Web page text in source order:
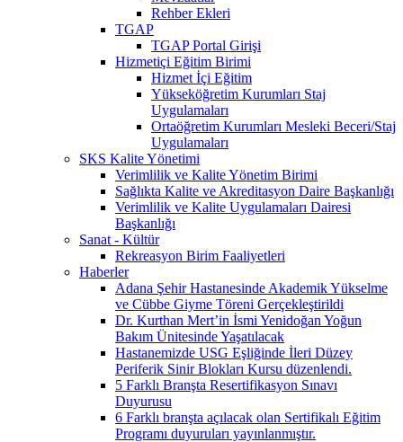
Rehber Ekleri
TGAP
TGAP Portal Girişi
Hizmetiçi Eğitim Birimi
Hizmet İçi Eğitim
Yükseköğretim Kurumları Staj
Uygulamaları
Ortaöğretim Kurumları Mesleki Beceri/Staj
Uygulamaları
SKS Kalite Yönetimi
Verimlilik ve Kalite Yönetim Birimi
Sağlıkta Kalite ve Akreditasyon Daire Başkanlığı
Verimlilik ve Kalite Uygulamaları Dairesi
Başkanlığı
Sanat - Kültür
Rekreasyon Birim Faaliyetleri
Haberler
Adana Şehir Hastanesinde Akademik Yükselme
ve Cübbe Giyme Töreni Gerçekleştirildi
Dr. Kurthan Mert’in İsmi Yenidoğan Yoğun
Bakım Ünitesinde Yaşatılacak
Hastanemizde USG Eşliğinde İleri Düzey
Periferik Sinir Blokları Kursu düzenlendi.
5 Farklı Branşta Resertifikasyon Sınavı
Duyurusu
6 Farklı branşta açılacak olan Sertifikalı Eğitim
Programı duyuruları yayınlanmıştır.